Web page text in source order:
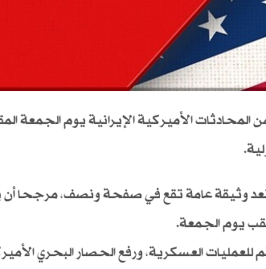
الأميركية الإيرانية يوم الجمعة
تعد وثيقة عامة تقع في صفحة ونصف، مرجحا أن
يوم الجمعة.
العسكرية، ورفع الحصار البحري